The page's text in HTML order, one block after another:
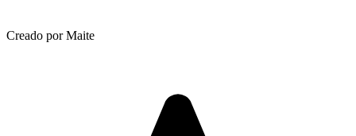
Creado por Maite